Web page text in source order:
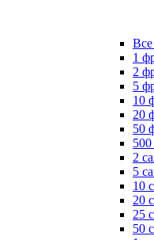
Все
1
2
5
10
20
50
2
5
10
20
25
50